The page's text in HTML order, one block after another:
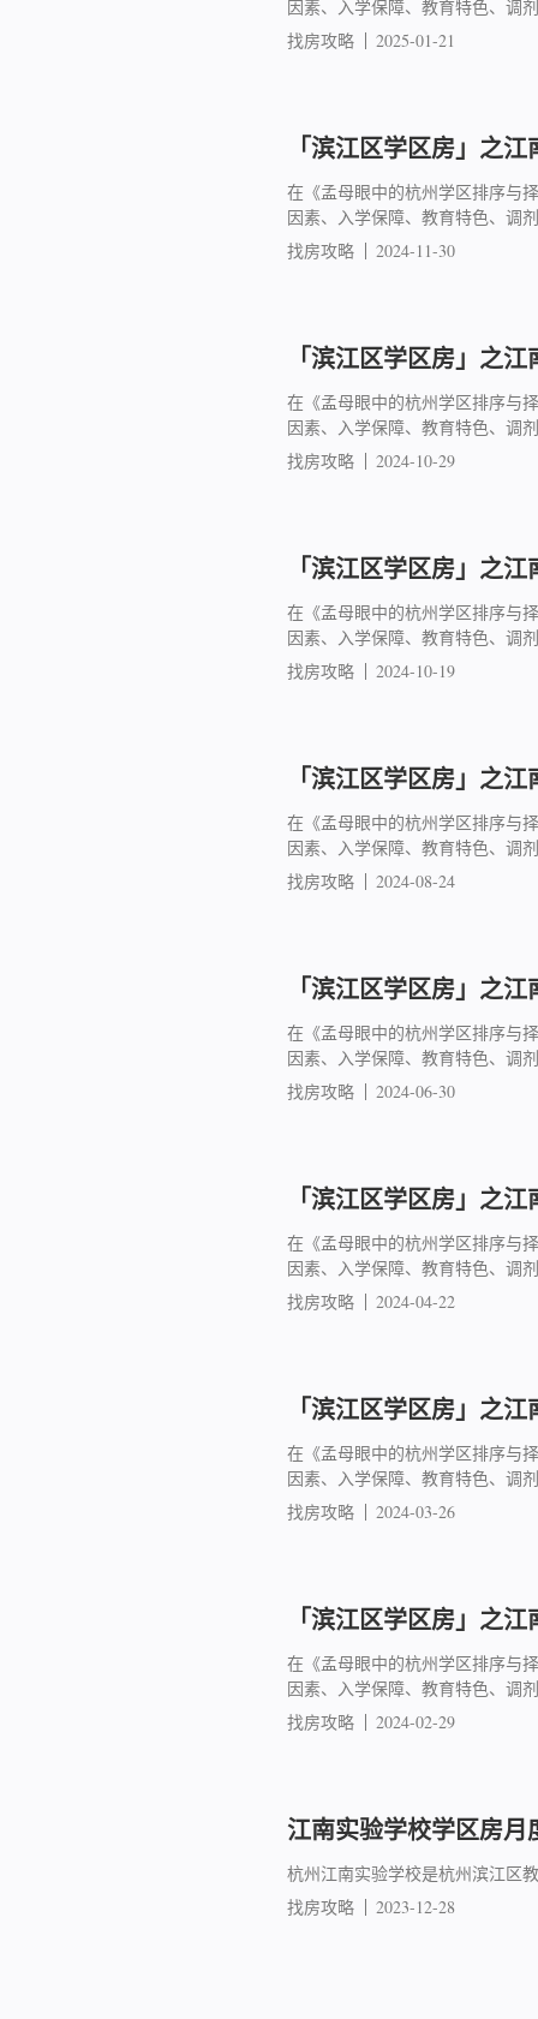
因素、入学保障、教育特色、调
找房攻略
2025-01-21
「滨江区学区房」之
在《孟母眼中的杭州学区排序与
因素、入学保障、教育特色、调
找房攻略
2024-11-30
「滨江区学区房」之
在《孟母眼中的杭州学区排序与
因素、入学保障、教育特色、调
找房攻略
2024-10-29
「滨江区学区房」之
在《孟母眼中的杭州学区排序与
因素、入学保障、教育特色、调
找房攻略
2024-10-19
「滨江区学区房」之
在《孟母眼中的杭州学区排序与
因素、入学保障、教育特色、调
找房攻略
2024-08-24
「滨江区学区房」之
在《孟母眼中的杭州学区排序与
因素、入学保障、教育特色、调
找房攻略
2024-06-30
「滨江区学区房」之
在《孟母眼中的杭州学区排序与
因素、入学保障、教育特色、调
找房攻略
2024-04-22
「滨江区学区房」之
在《孟母眼中的杭州学区排序与
因素、入学保障、教育特色、调
找房攻略
2024-03-26
「滨江区学区房」之
在《孟母眼中的杭州学区排序与
因素、入学保障、教育特色、调
找房攻略
2024-02-29
江南实验学校学区房月
杭州江南实验学校是杭州滨江区
找房攻略
2023-12-28